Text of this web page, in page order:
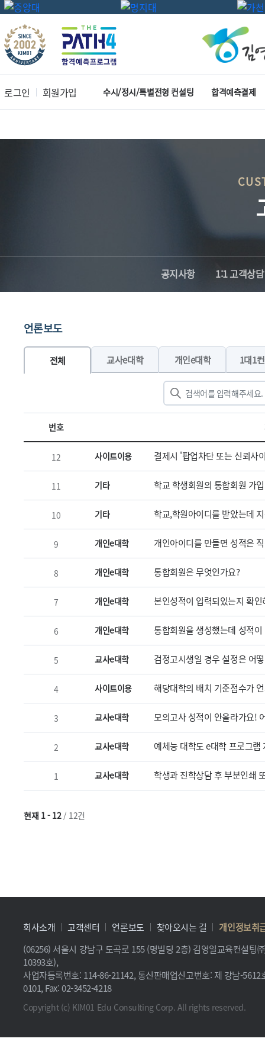
로그인 회원가입 수시/정시/특별전형 컨설팅 합격예측결제
공지사항 1:1 고객상담
언론보도
전체 교사e대학 개인e대학 1대1
번호
12 사이트이용 결제시 '팝업차단 또는 신뢰사
11 기타 학교 학생회원의 통합회원 가
10 기타 학교,학원아이디를 받았는데
9 개인e대학 개인아이디를 만들면 성적은
8 개인e대학 통합회원은 무엇인가요?
7 개인e대학 본인성적이 입력되있는지 확
6 개인e대학 통합회원을 생성했는데 성적
5 교사e대학 검정고시생일 경우 설정은 어
4 사이트이용 해당대학의 배치 기준점수가
3 교사e대학 모의고사 성적이 안올라가요!
2 교사e대학 예체능 대학도 e대학 프로그램
1 교사e대학 학생과 진학상담 후 부분인쇄
현재 1 - 12/ 12건
회사소개 고객센터 언론보도 찾아오시는 길
개인정보취
(06256) 서울시 강남구 도곡로 155 (명빌딩 2층) 김영일교육컨설팅
10393호),
사업자등록번호: 114-86-21142, 통신판매업신고번호: 제 강남-
0101, Fax: 02-3452-4218
Copyright (c) KIM01 Edu Consulting Corp. All rights reserved.